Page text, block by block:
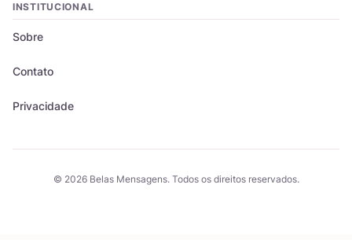
INSTITUCIONAL
Sobre
Contato
Privacidade
© 2026 Belas Mensagens. Todos os direitos reservados.